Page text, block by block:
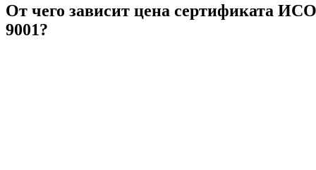
От чего зависит цена сертификата ИСО
9001?